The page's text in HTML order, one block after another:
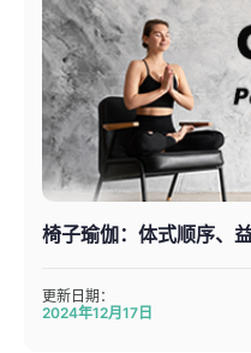
椅子瑜伽：体式顺序、
更新日期：
2024年12月17日